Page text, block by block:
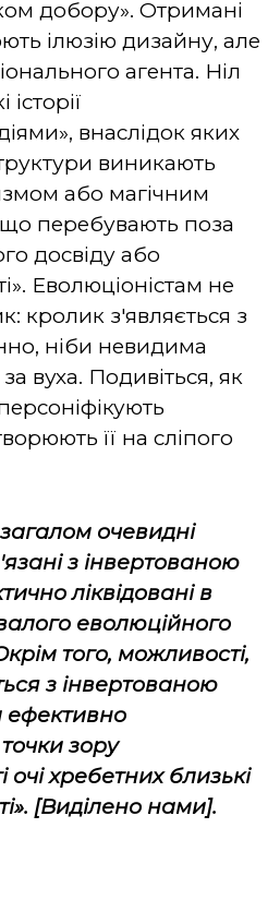
добору». Отримані
ілюзію дизайну, але
агента. Ніл
внаслідок яких
виникають
або магічним
що перебувають поза
досвіду або
Еволюціоністам не
кролик з'являється з
ніби невидима
вуха. Подивіться, як
її на сліпого
очевидні
з інвертованою
ліквідовані в
еволюційного
того, можливості,
з інвертованою
ефективно
зору
очі хребетних близькі
[Виділено нами].